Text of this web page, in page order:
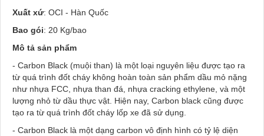
Xuất xứ: OCI - Hàn Quốc
Bao gói: 20 Kg/bao
Mô tả sản phẩm
- Carbon Black (muội than) là một loại nguyên liệu được tạo ra
từ quá trình đốt cháy không hoàn toàn sản phẩm dầu mỏ nặng
như nhựa FCC, nhựa than đá, nhựa cracking ethylene, và một
lượng nhỏ từ dầu thực vật. Hiện nay, Carbon black cũng được
tạo ra từ quá trình đốt cháy lốp xe đã sử dụng.
- Carbon Black là một dạng carbon vô định hình có tỷ lệ diện